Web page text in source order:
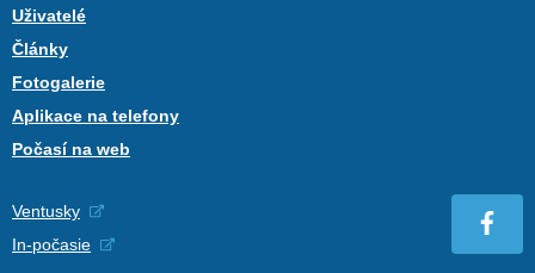
Uživatelé
Články
Fotogalerie
Aplikace na telefony
Počasí na web
Ventusky
In-počasie